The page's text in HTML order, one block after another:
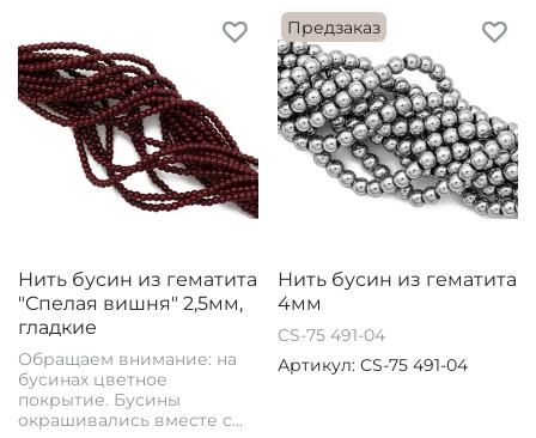
Нить бусин из гематита
"Спелая вишня" 2,5мм,
гладкие
Обращаем внимание: на
бусинах цветное
покрытие. Бусины
окрашивались вместе с...
Предзаказ
Нить бусин из гематита
4мм
CS-75 491-04
Артикул: CS-75 491-04